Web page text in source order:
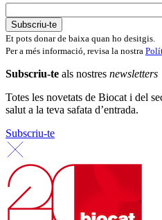
Et pots donar de baixa quan ho desitgis.
Per a més informació, revisa la nostra
Subscriu-te als nostres newsletters
Totes les novetats de Biocat i del
salut a la teva safata d’entrada.
Subscriu-te